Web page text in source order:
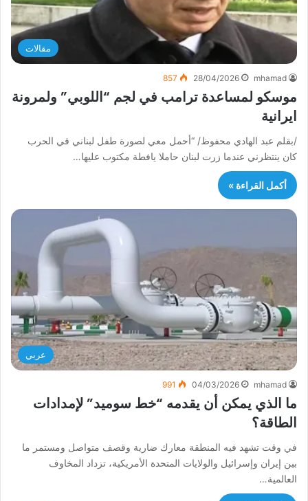
مقالات
mhamad
28/04/2026
857
موسكو لمساعدة ترامب في لجم “اللوبي” ولمرونة
ايرانية
/بقلم عبد الهادي محفوظ/ “أحمل معي لصورة طفل لبناني في الحرب
كان ينتظرني عندما زرت لبنان حاملا يافطة مكتوب عليها…
أكمل القراءة »
عربي
mhamad
04/03/2026
991
ما الذي يمكن أن يقدمه “خط سوميد” لإمدادات
الطاقة؟
في وقت تشهد فيه المنطقة معارك ضارية وقصف متواصل ومستمر ما
بين إيران وإسرائيل والولايات المتحدة الأمريكية، تزداد المخاوف
العالمية…